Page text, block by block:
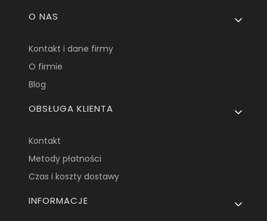
Linki w stopce
O NAS
Kontakt i dane firmy
O firmie
Blog
OBSŁUGA KLIENTA
Kontakt
Metody płatności
Czas i koszty dostawy
INFORMACJE